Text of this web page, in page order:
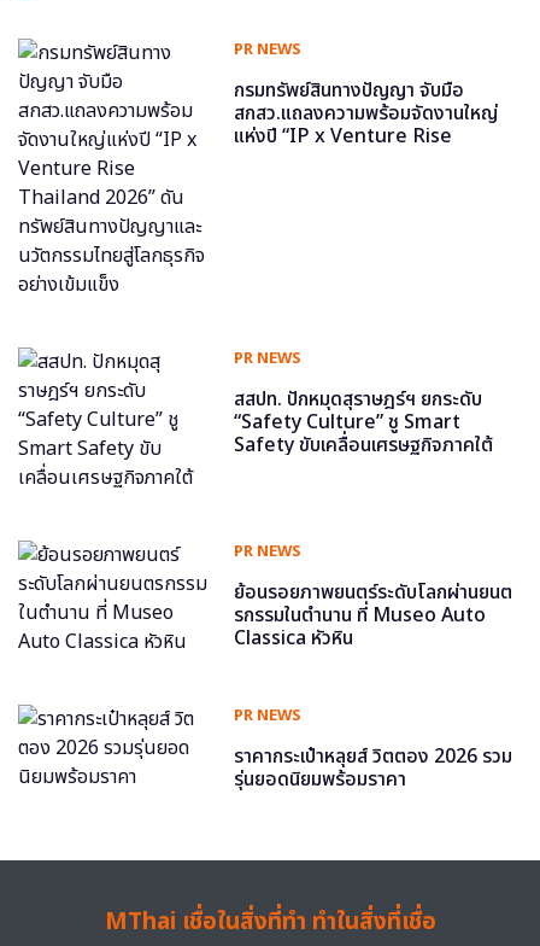
PR NEWS
กรมทรัพย์สินทางปัญญา จับมือ
สกสว.แถลงความพร้อมจัดงานใหญ่
แห่งปี “IP x Venture Rise
PR NEWS
สสปท. ปักหมุดสุราษฎร์ฯ ยกระดับ
“Safety Culture” ชู Smart
Safety ขับเคลื่อนเศรษฐกิจภาคใต้
PR NEWS
ย้อนรอยภาพยนตร์ระดับโลกผ่านยนต
รกรรมในตำนาน ที่ Museo Auto
Classica หัวหิน
PR NEWS
ราคากระเป๋าหลุยส์ วิตตอง 2026 รวม
รุ่นยอดนิยมพร้อมราคา
MThai เชื่อในสิ่งที่ทำ ทำในสิ่งที่เชื่อ